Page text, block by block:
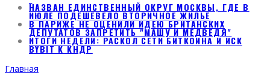
НАЗВАН ЕДИНСТВЕННЫЙ ОКРУГ МОСКВЫ, ГДЕ В
ИЮЛЕ ПОДЕШЕВЕЛО ВТОРИЧНОЕ ЖИЛЬЕ
В ПАРИЖЕ НЕ ОЦЕНИЛИ ИДЕЮ БРИТАНСКИХ
ДЕПУТАТОВ ЗАПРЕТИТЬ "МАШУ И МЕДВЕДЯ"
ИТОГИ НЕДЕЛИ: РАСКОЛ СЕТИ БИТКОИНА И ИСК
BYBIT К КНДР
Главная